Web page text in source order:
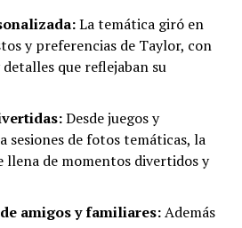
La temática giró en
y preferencias de Taylor, con
que reflejaban su
Desde juegos y
sesiones de fotos temáticas, la
llena de momentos divertidos y
amigos y familiares:Además